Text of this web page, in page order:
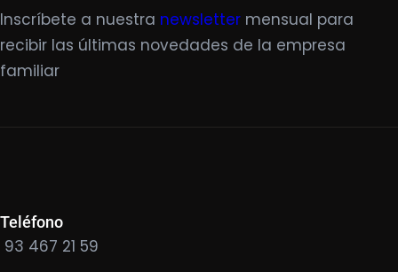
Inscríbete a nuestra newsletter mensual para
recibir las últimas novedades de la empresa
familiar
Teléfono
93 467 21 59